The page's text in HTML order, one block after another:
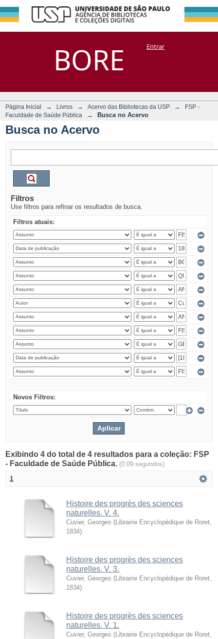
BORE
Busca no Acervo
DSpace/Manakin + CoriscoEntrar
Página Inicial → Livros → Acervo das Bibliotecas da USP →
FSP -
Faculdade de Saúde Pública
→ Busca no Acervo
Busca no Acervo
Filtros
Use filtros para refinar os resultados de busca.
Filtros atuais:
Novos Filtros:
Exibindo 4 do total de 4 resultados para a coleção: FSP
- Faculdade de Saúde Pública. (0.09 segundos)
1
Histoire des progrès des sciences
naturelles. V. 4.
Cuvier, Georges ( Librairie Encyclopédique de Roret
1834)
Histoire des progrès des sciences
naturelles. V. 3.
Cuvier, Georges ( Librairie Encyclopédique de Roret
1834)
Histoire des progrès des sciences
naturelles. V. 1.
Cuvier, Georges ( Librairie Encyclopédique de Roret